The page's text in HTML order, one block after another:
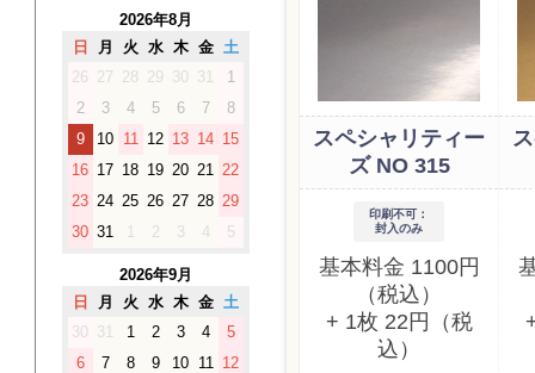
2026年8月
日 月 火 水 木 金
土
26
27 28 29 30 31
1
2
3 4 5 6 7
8
9
10 11 12 13 14 15
16 17 18 19 20 21 22
23 24 25 26 27 28 29
30 31 1 2 3 4 5
2026年9月
日 月 火 水 木 金
土
30 31 1 2 3 4
5
6
7 8 9 10 11
12
スペシャリティー
ズ NO 315
印刷不可：
封入のみ
基本料金 1100円
（税込）
+ 1枚 22円（税
込）